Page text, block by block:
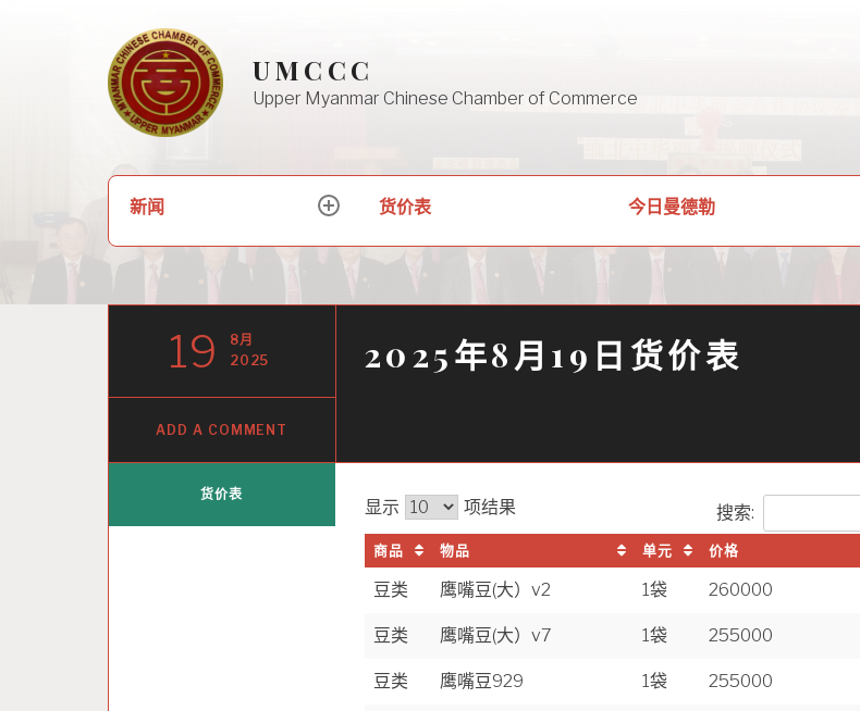
UMCCC
Upper Myanmar Chinese Chamber of Commerce
新闻
expand
menu
货价表 今日曼德勒
2025年8月19日货价表
19
8月
2025
ADD A COMMENT
显示 项结果 搜索:
商品 物品 单元 价格
豆类 鹰嘴豆(大）v2 1袋 260000
豆类 鹰嘴豆(大）v7 1袋 255000
豆类 鹰嘴豆929 1袋 255000
货价表